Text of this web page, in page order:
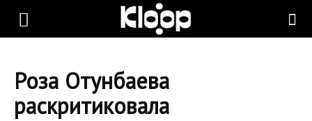
KLOOP.KG
Роза Отунбаева
раскритиковала